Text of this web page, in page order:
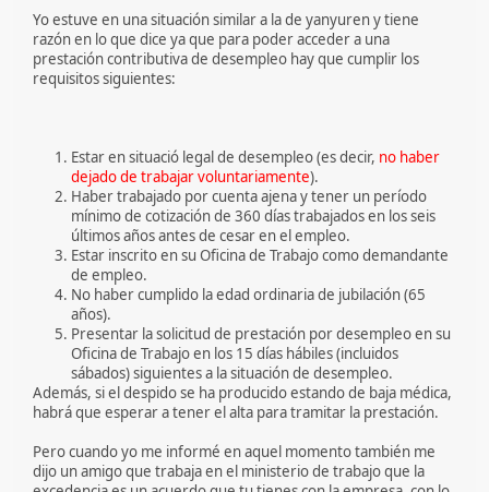
Yo estuve en una situación similar a la de yanyuren y tiene
razón en lo que dice ya que para poder acceder a una
prestación contributiva de desempleo hay que cumplir los
requisitos siguientes:
Estar en situació legal de desempleo (es decir, no haber
dejado de trabajar voluntariamente).
Haber trabajado por cuenta ajena y tener un período
mínimo de cotización de 360 días trabajados en los seis
últimos años antes de cesar en el empleo.
Estar inscrito en su Oficina de Trabajo como demandante
de empleo.
No haber cumplido la edad ordinaria de jubilación (65
años).
Presentar la solicitud de prestación por desempleo en su
Oficina de Trabajo en los 15 días hábiles (incluidos
sábados) siguientes a la situación de desempleo.
Además, si el despido se ha producido estando de baja médica,
habrá que esperar a tener el alta para tramitar la prestación.
Pero cuando yo me informé en aquel momento también me
dijo un amigo que trabaja en el ministerio de trabajo que la